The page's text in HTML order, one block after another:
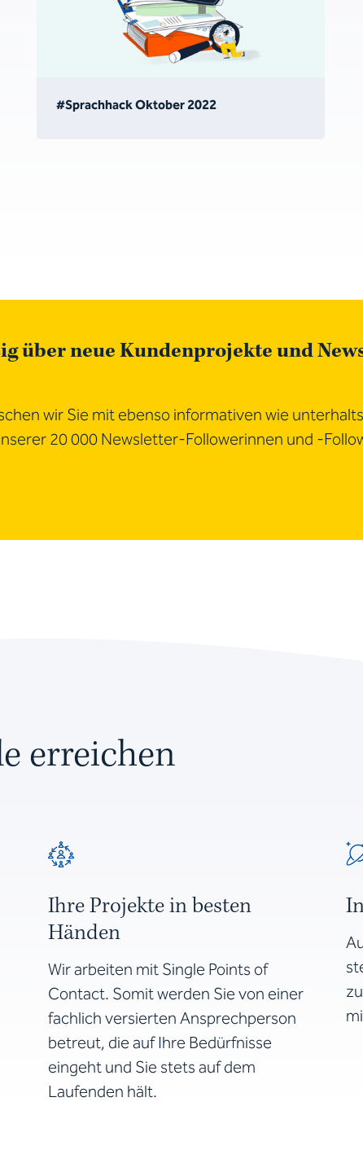
#Sprachhack Oktober 2022
über neue Kundenprojekte und
wir Sie mit ebenso informativen wie
20 000 Newsletter-Followerinnen und -
erreichen
Ihre Projekte in besten
Händen
Wir arbeiten mit Single Points of
Contact. Somit werden Sie von einer
fachlich versierten Ansprechperson
betreut, die auf Ihre Bedürfnisse
eingeht und Sie stets auf dem
Laufenden hält.